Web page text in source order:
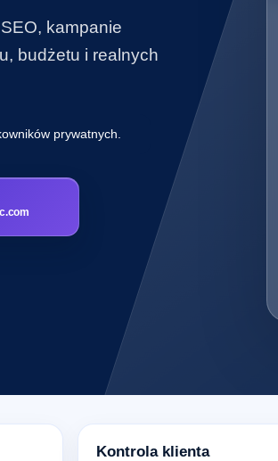
kampanie
budżetu i realnych
prywatnych.
Kontrola klienta